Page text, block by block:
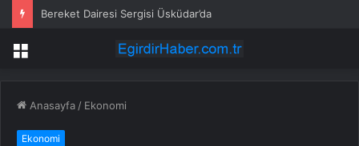
Bereket Dairesi Sergisi Üsküdar’da
Menü
Anasayfa / Ekonomi
Ekonomi